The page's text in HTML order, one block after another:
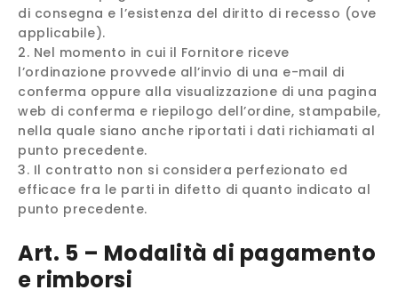
di consegna e l’esistenza del diritto di recesso (ove
applicabile).
Nel momento in cui il Fornitore riceve
l’ordinazione provvede all’invio di una e-mail di
conferma oppure alla visualizzazione di una pagina
web di conferma e riepilogo dell’ordine, stampabile,
nella quale siano anche riportati i dati richiamati al
punto precedente.
Il contratto non si considera perfezionato ed
efficace fra le parti in difetto di quanto indicato al
punto precedente.
Art. 5 – Modalità di pagamento
e rimborsi